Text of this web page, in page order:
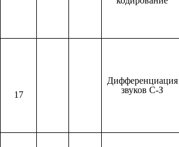
17
Дифференциация
звуков С-З